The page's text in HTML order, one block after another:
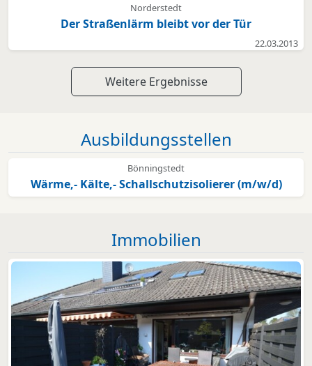
Norderstedt
Der Straßenlärm bleibt vor der Tür
22.03.2013
Weitere Ergebnisse
Ausbildungsstellen
Bönningstedt
Wärme,- Kälte,- Schallschutzisolierer (m/w/d)
Immobilien